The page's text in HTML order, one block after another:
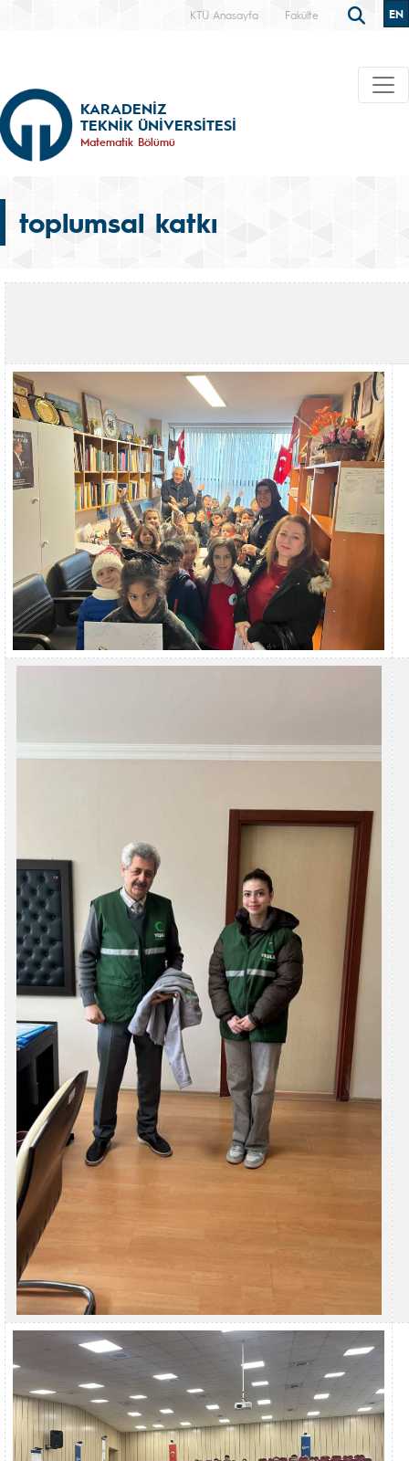
KTÜ Anasayfa Fakülte EN
KARADENİZ
TEKNİK ÜNİVERSİTESİ
Matematik Bölümü
toplumsal katkı